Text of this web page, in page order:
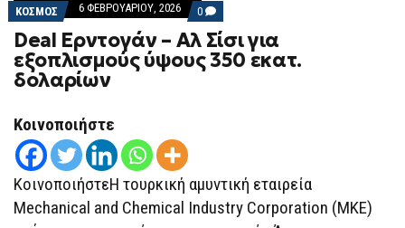
ΚΟΣΜΟΣ 6 ΦΕΒΡΟΥΑΡΊΟΥ, 2026 0 COMMENTS
ON
DEAL
ΕΡΝΤΟΓΆΝ
–
Deal Ερντογάν – Αλ Σίσι για
εξοπλισμούς ύψους 350 εκατ.
δολαρίων
Κοινοποιήστε
ΚοινοποιήστεΗ τουρκική αμυντική εταιρεία
Mechanical and Chemical Industry Corporation (MKE)